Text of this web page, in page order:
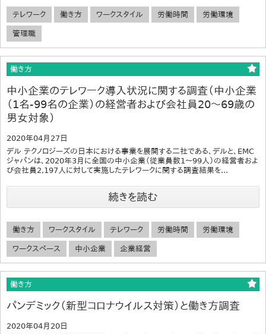
テレワーク 働き方 ワークスタイル 労働時間 労働環境
管理職
働き方
中小企業のテレワーク導入状況に関する調査（中小企業
（1名-99名の企業）の経営者および会社員20～69歳の
男女対象）
2020年04月27日
デル テクノロジーズの日本における事業を展開する二社である、デルと、EMC
ジャパンは、2020年3月に全国の中小企業（従業員数1～99人）の経営者およ
び会社員2,197人に対して実施したテレワークに関する調査結果を...
続きを読む
働き方 ワークスタイル テレワーク 労働時間 労働環境
ワークスペース 中小企業 企業経営
働き方
パンデミック（新型コロナウイルス対策）と働き方調査
2020年04月20日